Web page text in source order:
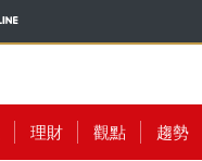
理財 觀點 趨勢